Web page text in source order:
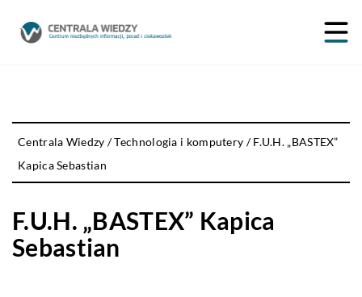
Centrala Wiedzy /Technologia i komputery /F.U.H. „BASTEX”
Kapica Sebastian
F.U.H. „BASTEX” Kapica
Sebastian